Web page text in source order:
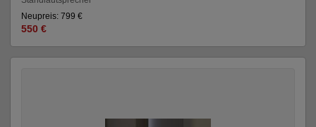
Neupreis: 799 €
550 €